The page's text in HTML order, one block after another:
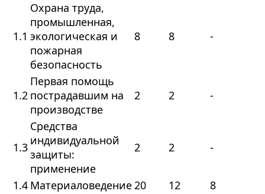
1.1
Охрана труда,
промышленная,
экологическая и
пожарная
безопасность
8 8 -
1.2
Первая помощь
пострадавшим на
производстве
2 2 -
1.3
Средства
индивидуальной
защиты:
применение
2 2 -
1.4 Материаловедение20 12
8